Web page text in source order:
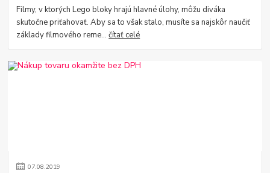
Filmy, v ktorých Lego bloky hrajú hlavné úlohy, môžu diváka
skutočne priťahovať. Aby sa to však stalo, musíte sa najskôr naučiť
základy filmového reme...čítať celé
07.08.2019